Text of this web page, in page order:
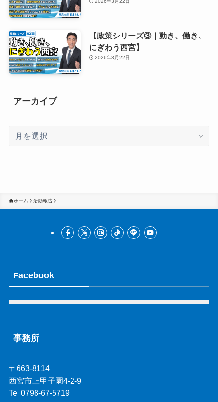
2026年3月22日
【政策シリーズ③｜動き、働き、
にぎわう西宮】
2026年3月22日
アーカイブ
ホーム 活動報告
Facebook
事務所
〒663-8114
西宮市上甲子園4-2-9
Tel 0798-67-5719